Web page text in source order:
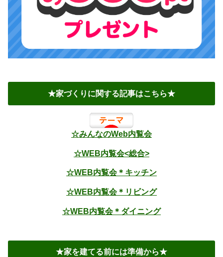
★家づくりに関する記事はこちら★
☆みんなのWeb内覧会
☆WEB内覧会<総合>
☆WEB内覧会＊キッチン
☆WEB内覧会＊リビング
☆WEB内覧会＊ダイニング
★家を建てる前には準備から★